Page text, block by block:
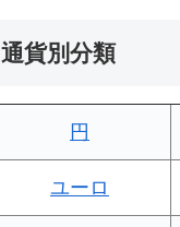
通貨別分類
円
ユーロ